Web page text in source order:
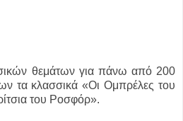
θεμάτων για πάνω από 200
τα κλασσικά «Οι Ομπρέλες του
του Ροσφόρ».